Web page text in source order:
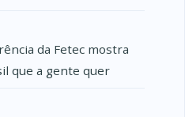
da Fetec mostra
que a gente quer